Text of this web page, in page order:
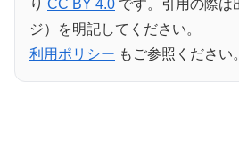
り CC BY 4.0 です。引用の際は
ジ）を明記してください。
利用ポリシー もご参照ください。